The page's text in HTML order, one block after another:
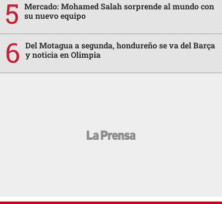
Mercado: Mohamed Salah sorprende al mundo con
su nuevo equipo
Del Motagua a segunda, hondureño se va del Barça
y noticia en Olimpia